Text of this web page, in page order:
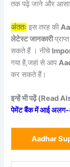
तक पढ़े जाने और
अंततः इस तरह की
लेटेस्ट जानकारी
सकते हैं । नीचे
गया है,जहां से आप
कर सकते हैं।
इन्हें भी पढ़ें (Read
पेमेंट बैंक में आई अलग-
Aadhar